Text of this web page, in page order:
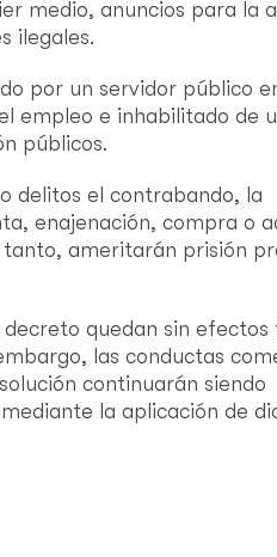
medio, anuncios para la
ilegales.
por un servidor público
empleo e inhabilitado de
públicos.
delitos el contrabando, la
enajenación, compra o
ameritarán prisión
quedan sin efectos
las conductas
continuarán siendo
la aplicación de